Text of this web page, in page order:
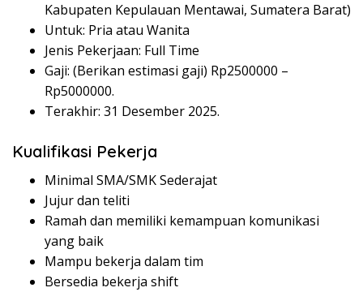
Kabupaten Kepulauan Mentawai, Sumatera Barat)
Untuk: Pria atau Wanita
Jenis Pekerjaan: Full Time
Gaji: (Berikan estimasi gaji) Rp2500000 –
Rp5000000.
Terakhir: 31 Desember 2025.
Kualifikasi Pekerja
Minimal SMA/SMK Sederajat
Jujur dan teliti
Ramah dan memiliki kemampuan komunikasi
yang baik
Mampu bekerja dalam tim
Bersedia bekerja shift